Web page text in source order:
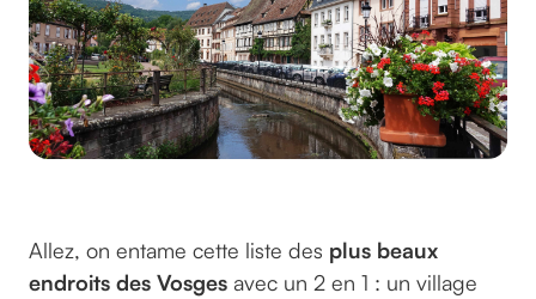
Allez, on entame cette liste des plus beaux
endroits des Vosges avec un 2 en 1 : un village